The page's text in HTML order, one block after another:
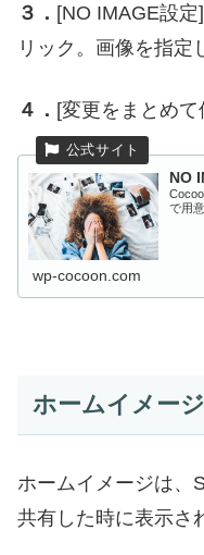
３． [NO IMAGE設
リック。画像を指定
４． [変更をまとめて
NO
で用
wp-cocoon.com
ホームイメー
ホームイメージは、
共有した時に表示さ